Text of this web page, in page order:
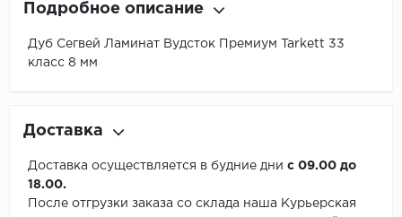
Подробное описание
Дуб Сегвей Ламинат Вудсток Премиум Tarkett 33
класс 8 мм
Доставка
Доставка осуществляется в будние дни с 09.00 до
18.00.
После отгрузки заказа со склада наша Курьерская